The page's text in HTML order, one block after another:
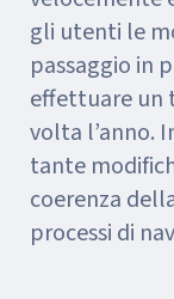
gli utenti le
passaggio in
effettuare un
volta l’anno.
tante
coerenza
processi di